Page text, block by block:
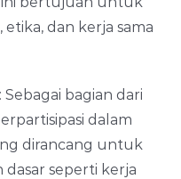
dan kerja sama
bagian dari
dalam
dirancang untuk
seperti kerja